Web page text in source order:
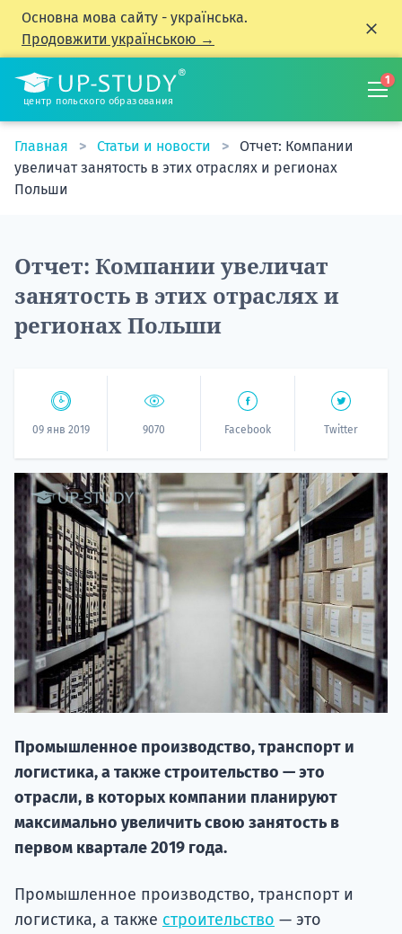
Основна мова сайту - українська.
Продовжити українською →
центр польского образования
1
Главная Статьи и новости
Отчет: Компании
увеличат занятость в этих отраслях и регионах
Польши
Отчет: Компании увеличат
занятость в этих отраслях и
регионах Польши
09 янв 2019 9070 Facebook Twitter
Промышленное производство, транспорт и
логистика, а также строительство — это
отрасли, в которых компании планируют
максимально увеличить свою занятость в
первом квартале 2019 года.
Промышленное производство, транспорт и
логистика, а также строительство — это
НАБОР